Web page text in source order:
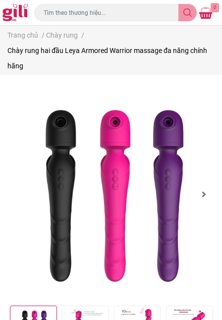
0
Trang chủ / Chày rung /
Chày rung hai đầu Leya Armored Warrior massage đa năng chính
hãng